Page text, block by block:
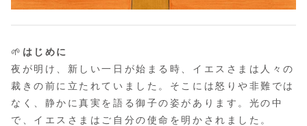
🌱 はじめに
夜が明け、新しい一日が始まる時、イエスさまは人々の
裁きの前に立たれていました。そこには怒りや非難では
なく、静かに真実を語る御子の姿があります。光の中
で、イエスさまはご自分の使命を明かされました。